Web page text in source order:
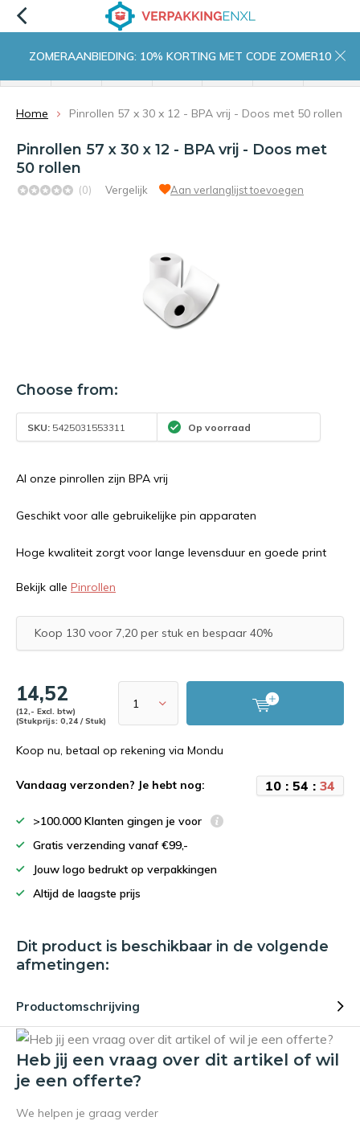
ZOMERAANBIEDING: 10% KORTING MET CODE ZOMER10
Home Pinrollen 57 x 30 x 12 - BPA vrij - Doos met 50 rollen
Pinrollen 57 x 30 x 12 - BPA vrij - Doos met
50 rollen
(0) Vergelijk Aan verlanglijst toevoegen
Choose from:
SKU: 5425031553311 Op voorraad
Al onze pinrollen zijn BPA vrij
Geschikt voor alle gebruikelijke pin apparaten
Hoge kwaliteit zorgt voor lange levensduur en goede print
Bekijk alle Pinrollen
Koop 130 voor 7,20 per stuk en bespaar 40%
14,52
(12,- Excl. btw)
(Stukprijs: 0,24 / Stuk)
Koop nu, betaal op rekening via Mondu
Vandaag verzonden? Je hebt nog: 10 : 54 : 34
>100.000 Klanten gingen je voor
Gratis verzending vanaf €99,-
Jouw logo bedrukt op verpakkingen
Altijd de laagste prijs
Dit product is beschikbaar in de volgende
afmetingen:
Productomschrijving
Heb jij een vraag over dit artikel of wil
je een offerte?
We helpen je graag verder